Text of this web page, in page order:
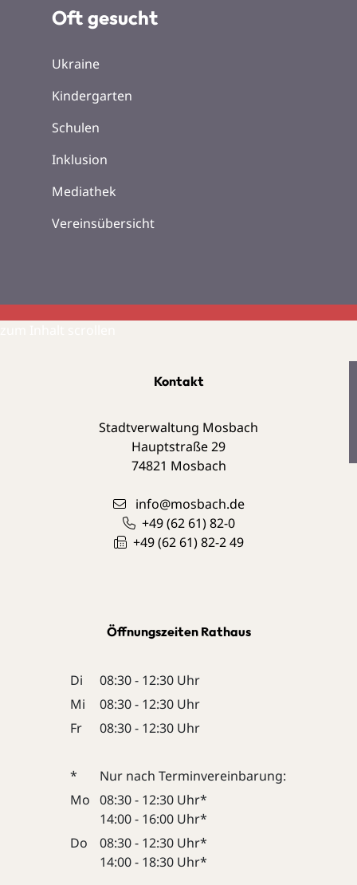
Oft gesucht
Ukraine
Kindergarten
Schulen
Inklusion
Mediathek
Vereinsübersicht
Kontakt
Stadtverwaltung Mosbach
Hauptstraße 29
74821 Mosbach
info@mosbach.de
+49 (62 61) 82-0
+49 (62 61) 82-2 49
Öffnungszeiten Rathaus
Di
08:30 - 12:30 Uhr
Mi
08:30 - 12:30 Uhr
Fr
08:30 - 12:30 Uhr
*
Nur nach Terminvereinbarung:
Mo 08:30 - 12:30 Uhr*
14:00 - 16:00 Uhr*
Do
08:30 - 12:30 Uhr*
14:00 - 18:30 Uhr*